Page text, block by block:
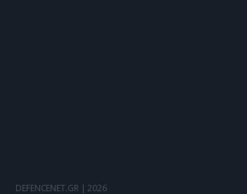
DEFENCENET.GR | 2026